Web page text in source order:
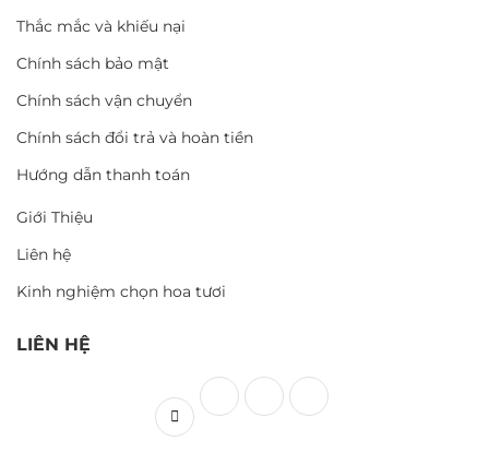
Thắc mắc và khiếu nại
Chính sách bảo mật
Chính sách vận chuyển
Chính sách đổi trả và hoàn tiền
Hướng dẫn thanh toán
Giới Thiệu
Liên hệ
Kinh nghiệm chọn hoa tươi
LIÊN HỆ